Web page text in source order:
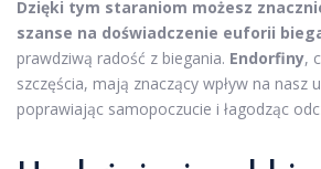
Dzięki tym staraniom możesz
szanse na doświadczenie euforii
prawdziwą radość z biegania. Endorfiny,
szczęścia, mają znaczący wpływ na nasz
poprawiając samopoczucie i łagodząc